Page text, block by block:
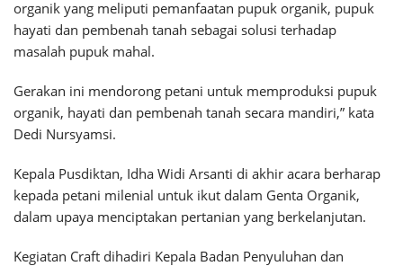
organik yang meliputi pemanfaatan pupuk organik, pupuk
hayati dan pembenah tanah sebagai solusi terhadap
masalah pupuk mahal.
Gerakan ini mendorong petani untuk memproduksi pupuk
organik, hayati dan pembenah tanah secara mandiri,” kata
Dedi Nursyamsi.
Kepala Pusdiktan, Idha Widi Arsanti di akhir acara berharap
kepada petani milenial untuk ikut dalam Genta Organik,
dalam upaya menciptakan pertanian yang berkelanjutan.
Kegiatan Craft dihadiri Kepala Badan Penyuluhan dan